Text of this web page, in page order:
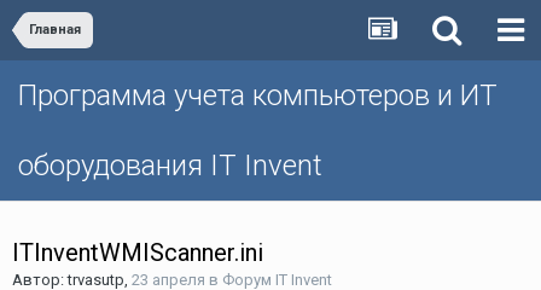
Главная
Программа учета компьютеров и ИТ
оборудования IT Invent
ITInventWMIScanner.ini
Автор:trvasutp, 23 апреля в Форум IT Invent